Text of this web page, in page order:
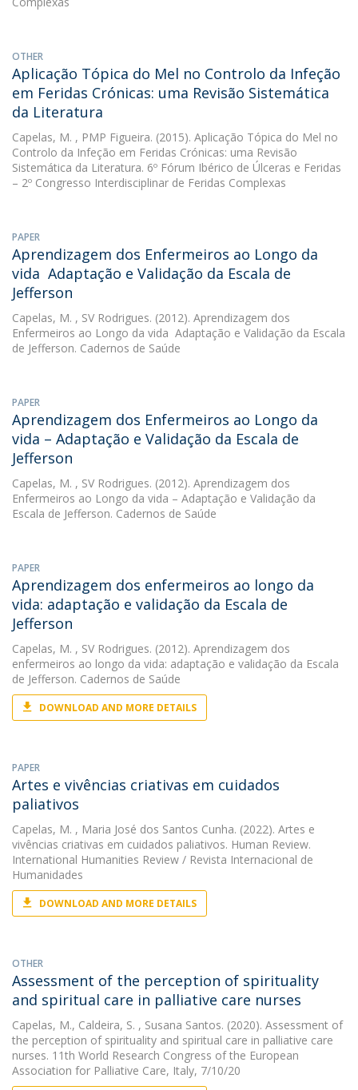
OTHER
Aplicação Tópica do Mel no Controlo da Infeção
em Feridas Crónicas: uma Revisão Sistemática
da Literatura
Capelas, M. , PMP Figueira. (2015). Aplicação Tópica do Mel no
Controlo da Infeção em Feridas Crónicas: uma Revisão
Sistemática da Literatura. 6º Fórum Ibérico de Úlceras e Feridas
– 2º Congresso Interdisciplinar de Feridas Complexas
PAPER
Aprendizagem dos Enfermeiros ao Longo da
vida  Adaptação e Validação da Escala de
Jefferson
Capelas, M. , SV Rodrigues. (2012). Aprendizagem dos
Enfermeiros ao Longo da vida  Adaptação e Validação da Escala
de Jefferson. Cadernos de Saúde
PAPER
Aprendizagem dos Enfermeiros ao Longo da
vida – Adaptação e Validação da Escala de
Jefferson
Capelas, M. , SV Rodrigues. (2012). Aprendizagem dos
Enfermeiros ao Longo da vida – Adaptação e Validação da
Escala de Jefferson. Cadernos de Saúde
PAPER
Aprendizagem dos enfermeiros ao longo da
vida: adaptação e validação da Escala de
Jefferson
Capelas, M. , SV Rodrigues. (2012). Aprendizagem dos
enfermeiros ao longo da vida: adaptação e validação da Escala
de Jefferson. Cadernos de Saúde
DOWNLOAD AND MORE DETAILS
PAPER
Artes e vivências criativas em cuidados
paliativos
Capelas, M. , Maria José dos Santos Cunha. (2022). Artes e
vivências criativas em cuidados paliativos. Human Review.
International Humanities Review / Revista Internacional de
Humanidades
DOWNLOAD AND MORE DETAILS
OTHER
Assessment of the perception of spirituality
and spiritual care in palliative care nurses
Capelas, M., Caldeira, S. , Susana Santos. (2020). Assessment of
the perception of spirituality and spiritual care in palliative care
nurses. 11th World Research Congress of the European
Association for Palliative Care, Italy, 7/10/20